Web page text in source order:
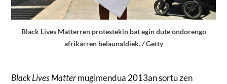
Black Lives Matterren protestekin bat egin dute ondorengo
afrikarren belaunaldiek. / Getty
Black Lives Mattermugimendua 2013an sortu zen